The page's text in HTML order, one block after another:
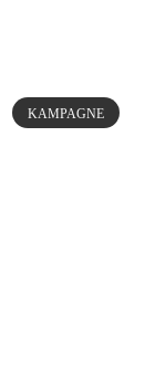
KAMPAGNE